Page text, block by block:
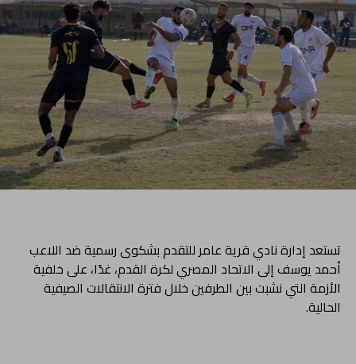
تستعد إدارة نادي قرية عامر للتقدم بشكوى رسمية ضد اللاعب
أحمد يوسف إلى الاتحاد المصري لكرة القدم، غدًا، على خلفية
الأزمة التي نشبت بين الطرفين خلال فترة الانتقالات الصيفية
الحالية.